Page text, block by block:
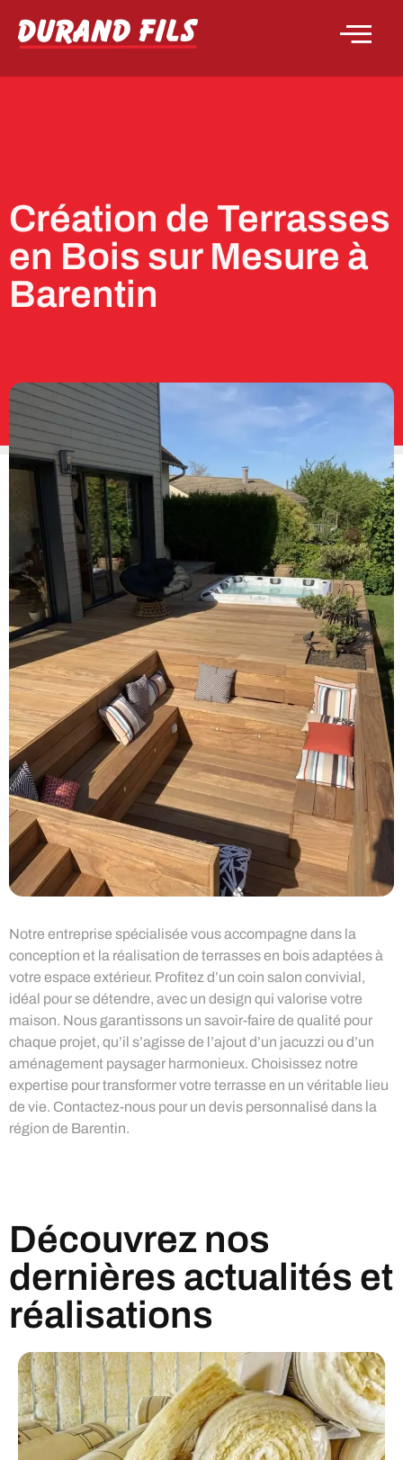
Création de Terrasses
en Bois sur Mesure à
Barentin
Notre entreprise spécialisée vous accompagne dans la
conception et la réalisation de terrasses en bois adaptées à
votre espace extérieur. Profitez d’un coin salon convivial,
idéal pour se détendre, avec un design qui valorise votre
maison. Nous garantissons un savoir-faire de qualité pour
chaque projet, qu’il s’agisse de l’ajout d’un jacuzzi ou d’un
aménagement paysager harmonieux. Choisissez notre
expertise pour transformer votre terrasse en un véritable lieu
de vie. Contactez-nous pour un devis personnalisé dans la
région de Barentin.
Découvrez nos
dernières actualités et
réalisations